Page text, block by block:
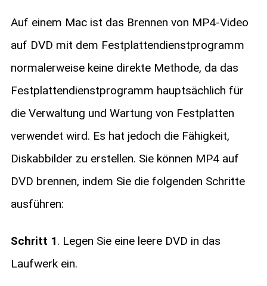
Auf einem Mac ist das Brennen von MP4-Video
auf DVD mit dem Festplattendienstprogramm
normalerweise keine direkte Methode, da das
Festplattendienstprogramm hauptsächlich für
die Verwaltung und Wartung von Festplatten
verwendet wird. Es hat jedoch die Fähigkeit,
Diskabbilder zu erstellen. Sie können MP4 auf
DVD brennen, indem Sie die folgenden Schritte
ausführen:
Schritt 1. Legen Sie eine leere DVD in das
Laufwerk ein.